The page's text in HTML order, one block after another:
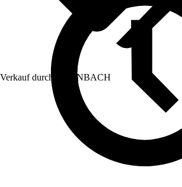
Verkauf durch: HORNBACH